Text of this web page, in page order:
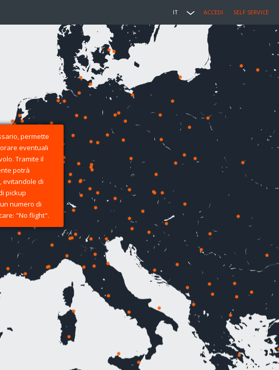
IT ACCEDI SELF SERVICE
permette
eventuali
Tramite il
potrà
evitandole di
pickup
numero di
"No flight".